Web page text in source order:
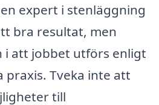
expert i stenläggning
bra resultat, men
i att jobbet utförs enligt
praxis. Tveka inte att
till